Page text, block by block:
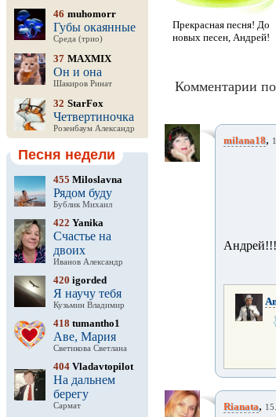
46 muhomorr
Губы окаянные
Среда (трио)
37 MAXMIX
Он и она
Шакиров Ринат
32 StarFox
Четвертиночка
Розенбаум Александр
Песня недели
455 Miloslavna
Рядом буду
Бублик Михаил
422 Yanika
Счастье на
двоих
Иванов Александр
420 igorded
Я научу тебя
Кузьмин Владимир
418 tumantho1
Аве, Мария
Светикова Светлана
404 Vladavtopilot
На дальнем
берегу
Сармат
Прекрасная песня! До
новых песен, Андрей!
Комментарии
milana18,
Андрей!!!
Rianata,